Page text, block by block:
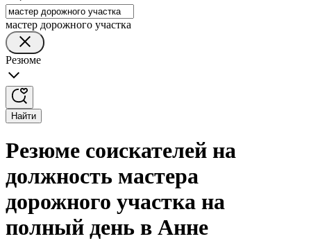
мастер дорожного участка
Резюме
Найти
Резюме соискателей на
должность мастера
дорожного участка на
полный день в Анне